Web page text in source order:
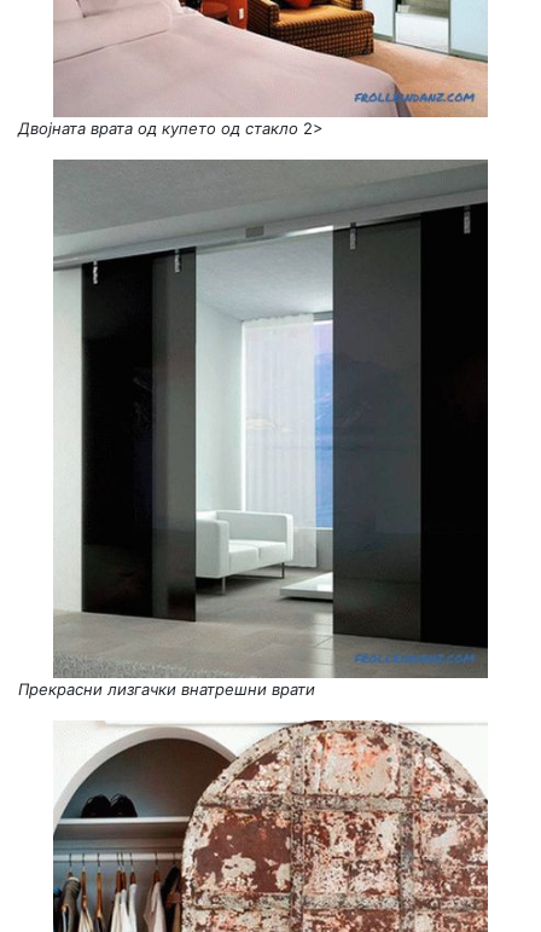
Двојната врата од купето од стакло 2>
Прекрасни лизгачки внатрешни врати